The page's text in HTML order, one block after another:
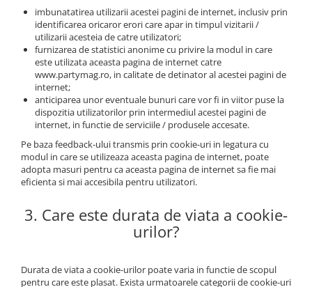
Petrecere 30 ani
Petrecere 40 Ani
Petrecere 50 ani
Ocazie
Craciun
Anul Nou
Baby Shower
Botez
Halloween
Nunta
Paste
Petreceri Aniversare
imbunatatirea utilizarii acestei pagini de internet, inclusiv prin
identificarea oricaror erori care apar in timpul vizitarii /
utilizarii acesteia de catre utilizatori;
furnizarea de statistici anonime cu privire la modul in care
este utilizata aceasta pagina de internet catre
www.partymag.ro, in calitate de detinator al acestei pagini de
internet;
anticiparea unor eventuale bunuri care vor fi in viitor puse la
dispozitia utilizatorilor prin intermediul acestei pagini de
internet, in functie de serviciile / produsele accesate.
Pe baza feedback-ului transmis prin cookie-uri in legatura cu
modul in care se utilizeaza aceasta pagina de internet, poate
adopta masuri pentru ca aceasta pagina de internet sa fie mai
eficienta si mai accesibila pentru utilizatori.
3. Care este durata de viata a cookie-
urilor?
Durata de viata a cookie-urilor poate varia in functie de scopul
pentru care este plasat. Exista urmatoarele categorii de cookie-uri